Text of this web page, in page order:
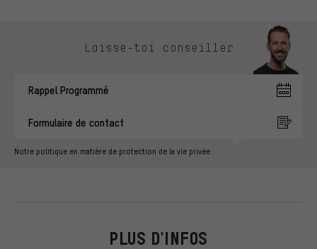
Laisse-toi conseiller
Rappel Programmé
Formulaire de contact
Notre politique en matière de protection de la vie privée
PLUS D'INFOS